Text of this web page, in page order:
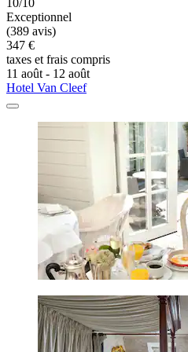
10/10
Exceptionnel
(389 avis)
347 €
taxes et frais compris
11 août - 12 août
Hotel Van Cleef